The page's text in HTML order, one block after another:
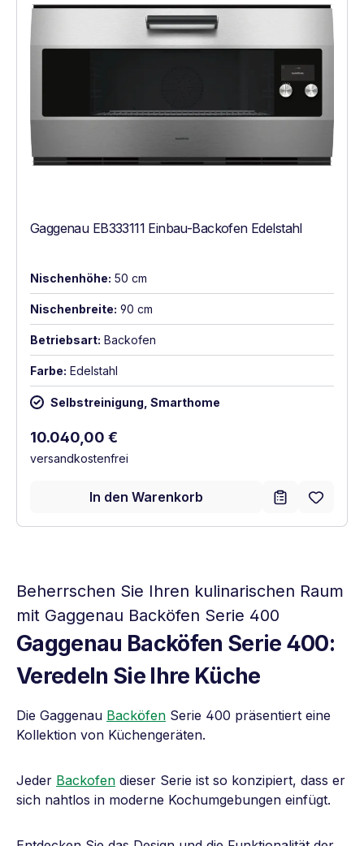
Gaggenau EB333111 Einbau-Backofen Edelstahl
Nischenhöhe: 50 cm
Nischenbreite: 90 cm
Betriebsart: Backofen
Farbe: Edelstahl
Selbstreinigung, Smarthome
Regulärer Preis:
10.040,00 €
versandkostenfrei
In den Warenkorb
Beherrschen Sie Ihren kulinarischen Raum
mit Gaggenau Backöfen Serie 400
Gaggenau Backöfen Serie 400:
Veredeln Sie Ihre Küche
Die Gaggenau Backöfen Serie 400 präsentiert eine
Kollektion von Küchengeräten.
Jeder Backofen dieser Serie ist so konzipiert, dass er
sich nahtlos in moderne Kochumgebungen einfügt.